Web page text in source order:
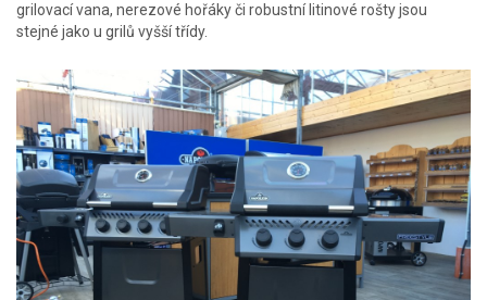
grilovací vana, nerezové hořáky či robustní litinové rošty jsou
stejné jako u grilů vyšší třídy.